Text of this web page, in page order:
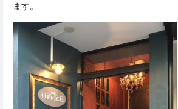
ます。